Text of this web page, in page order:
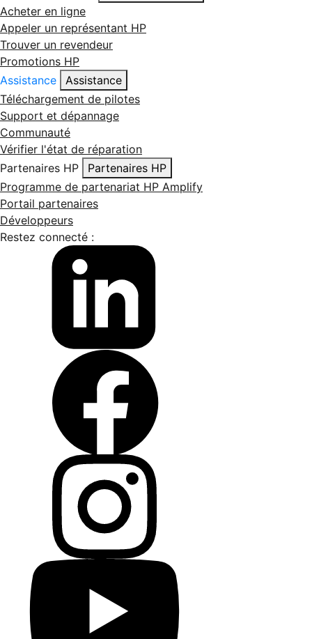
Acheter en ligne
Appeler un représentant HP
Trouver un revendeur
Promotions HP
Assistance
Assistance
Téléchargement de pilotes
Support et dépannage
Communauté
Vérifier l'état de réparation
Partenaires HP
Partenaires HP
Programme de partenariat HP Amplify
Portail partenaires
Développeurs
Restez connecté :